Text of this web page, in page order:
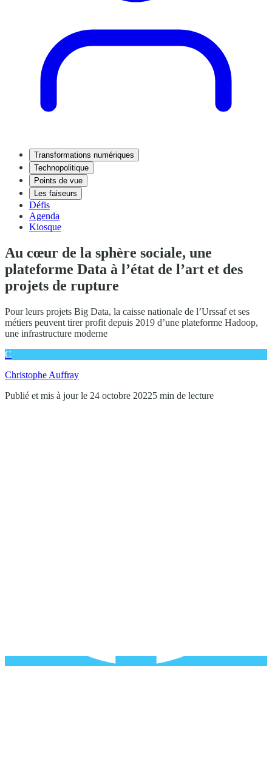
Transformations numériques
Technopolitique
Points de vue
Les faiseurs
Défis
Agenda
Kiosque
Au cœur de la sphère sociale, une
plateforme Data à l’état de l’art et des
projets de rupture
Pour leurs projets Big Data, la caisse nationale de l’Urssaf et ses
métiers peuvent tirer profit depuis 2019 d’une plateforme Hadoop,
une infrastructure moderne
C
Christophe Auffray
Publié et mis à jour le 24 octobre 20225 min de lecture